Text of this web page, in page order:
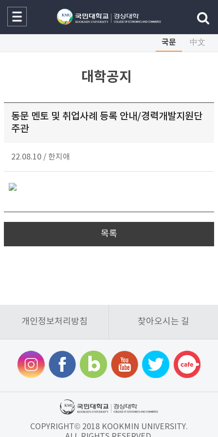
국문 中文
대학공지
동문 멘토 및 취업사례 등록 안내/경력개발지원단
주관
22.08.10 / 한지애
목록
개인정보처리방침 찾아오시는 길
COPYRIGHT© 2018 KOOKMIN UNIVERSITY.